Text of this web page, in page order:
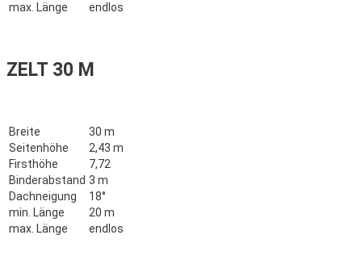
max. Länge
endlos
ZELT 30 M
Breite
30 m
Seitenhöhe
2,43 m
Firsthöhe
7,72
Binderabstand 3 m
Dachneigung
18°
min. Länge
20 m
max. Länge
endlos